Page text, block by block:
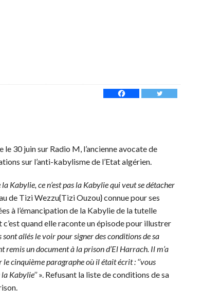
le 30 juin sur Radio M, l’ancienne avocate de
sur l’anti-kabylisme de l’Etat algérien.
Kabylie, ce n’est pas la Kabylie qui veut se détacher
de Tizi Wezzu{Tizi Ouzou} connue pour ses
à l’émancipation de la Kabylie de la tutelle
quand elle raconte un épisode pour illustrer
allés le voir pour signer des conditions de sa
remis un document à la prison d’El Harrach. Il m’a
cinquième paragraphe où il était écrit : ‘’vous
Kabylie’’». Refusant la liste de conditions de sa